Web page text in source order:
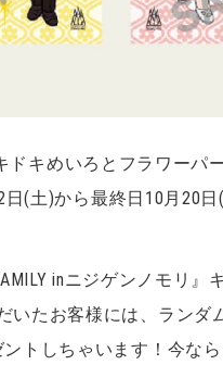
ドキめいろとフラワーパ
(土)から最終日10月20
inニジゲンノモリ』
いたお客様には、ランダ
トしちゃいます！今な